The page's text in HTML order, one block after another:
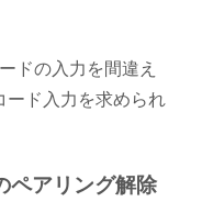
ドの入力を間違え
ード入力を求められ
アリング解除